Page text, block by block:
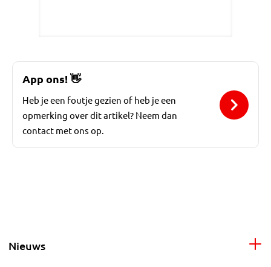
App ons!👋
Heb je een foutje gezien of heb je een
opmerking over dit artikel? Neem dan
contact met ons op.
Nieuws